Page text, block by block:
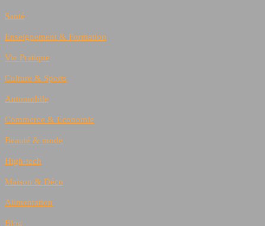
Santé
Enseignement & Formation
Vie Pratique
Culture & Sports
Automobile
Commerce & Economie
Beauté & mode
High-tech
Maison & Déco
Alimentation
Blog